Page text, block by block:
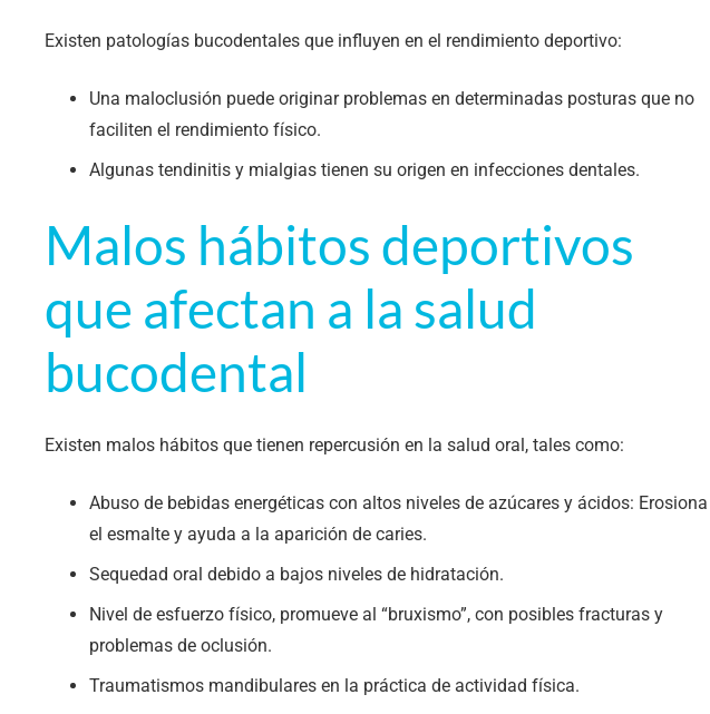
Existen patologías bucodentales que influyen en el rendimiento deportivo:
Una maloclusión puede originar problemas en determinadas posturas que no
faciliten el rendimiento físico.
Algunas tendinitis y mialgias tienen su origen en infecciones dentales.
Malos hábitos deportivos
que afectan a la salud
bucodental
Existen malos hábitos que tienen repercusión en la salud oral, tales como:
Abuso de bebidas energéticas con altos niveles de azúcares y ácidos: Erosiona
el esmalte y ayuda a la aparición de caries.
Sequedad oral debido a bajos niveles de hidratación.
Nivel de esfuerzo físico, promueve al “bruxismo”, con posibles fracturas y
problemas de oclusión.
Traumatismos mandibulares en la práctica de actividad física.